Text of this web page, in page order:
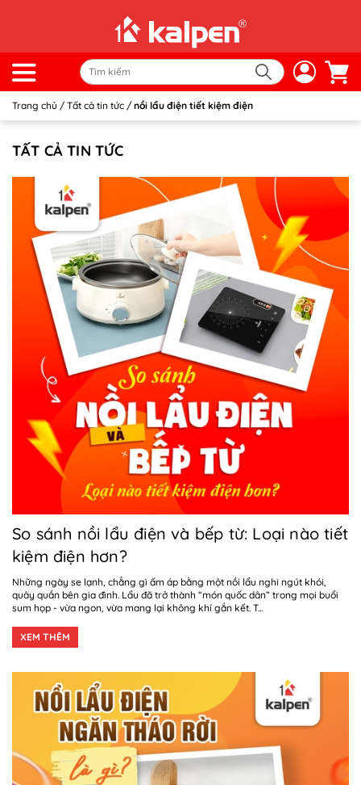
Trang chủ / Tất cả tin tức / nồi lẩu điện tiết kiệm điện
TẤT CẢ TIN TỨC
So sánh nồi lẩu điện và bếp từ: Loại nào tiết
kiệm điện hơn?
Những ngày se lạnh, chẳng gì ấm áp bằng một nồi lẩu nghi ngút khói,
quây quần bên gia đình. Lẩu đã trở thành “món quốc dân” trong mọi buổi
sum họp - vừa ngon, vừa mang lại không khí gắn kết. T...
XEM THÊM